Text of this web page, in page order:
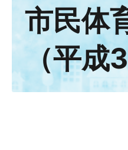
市民体
（平